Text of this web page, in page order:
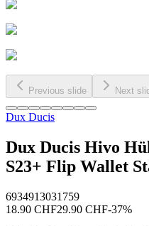
Previous slide Next
Dux Ducis
Dux Ducis Hivo
S23+ Flip Wallet
6934913031759
18.90 CHF29.90 CHF-37%